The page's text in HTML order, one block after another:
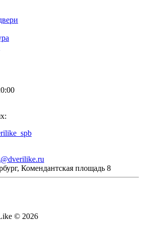
Комендантская площадь 8
© 2026